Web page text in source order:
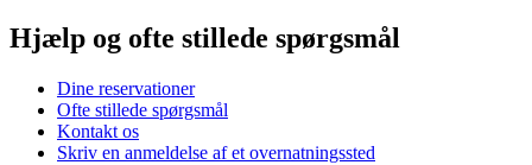
Hjælp og ofte stillede spørgsmål
Dine reservationer
Ofte stillede spørgsmål
Kontakt os
Skriv en anmeldelse af et overnatningssted